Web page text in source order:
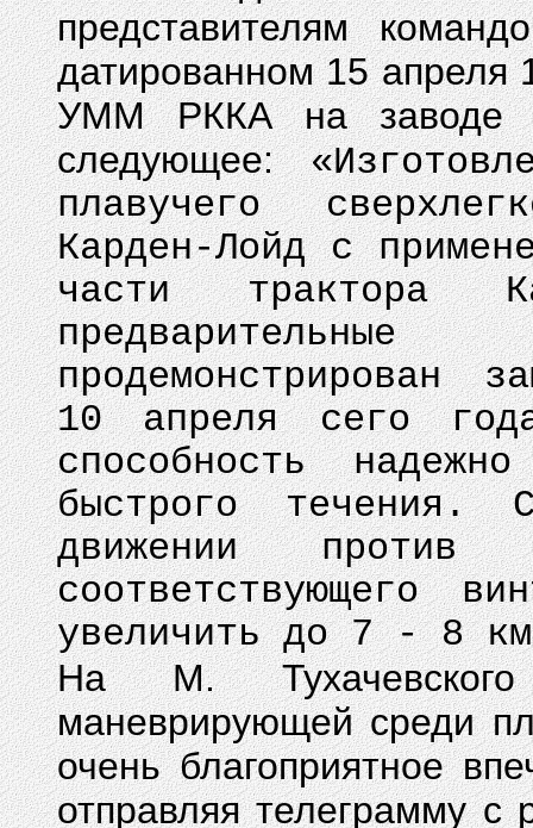
представителям
датированном 15 апреля
УММ РККА на заводе
следующее:
плавучего
Карден-Лойд с
части трактора
продемонстрирован
10 апреля сего
способность
быстрого
движении против
соответствующего
увеличить до 7 - 8
На М.
маневрирующей среди
очень благоприятное
отправляя телеграмму с